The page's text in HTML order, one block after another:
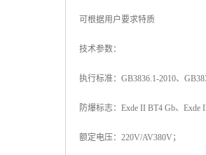
可根据用户要求特质
技术参数：
执行标准：GB3836.1-2010、
防爆标志：Exde II BT4 Gb、Exde
额定电压：220V/AV380V；